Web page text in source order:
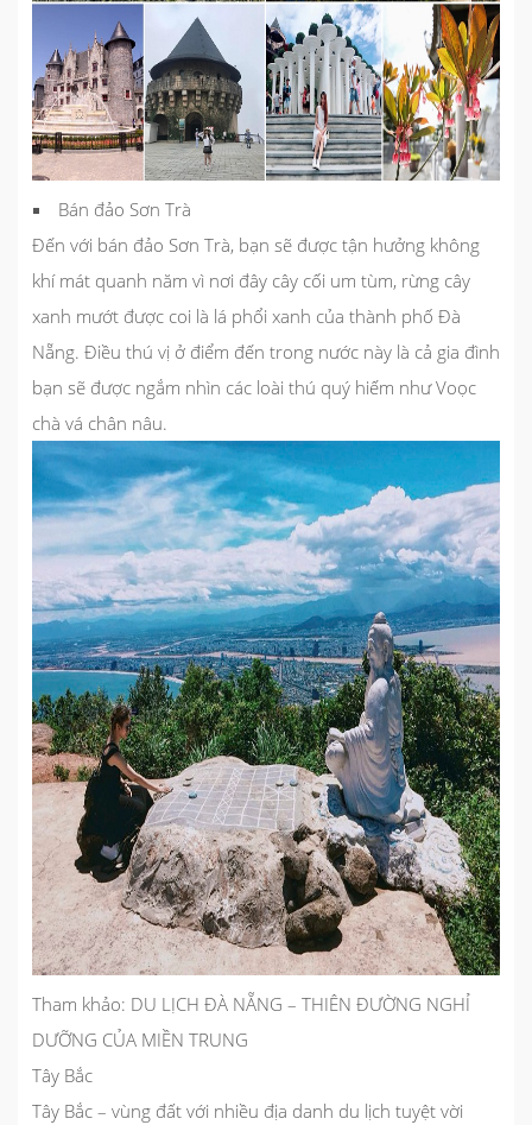
Bán đảo Sơn Trà
Đến với bán đảo Sơn Trà, bạn sẽ được tận hưởng không
khí mát quanh năm vì nơi đây cây cối um tùm, rừng cây
xanh mướt được coi là lá phổi xanh của thành phố Đà
Nẵng. Điều thú vị ở điểm đến trong nước này là cả gia đình
bạn sẽ được ngắm nhìn các loài thú quý hiếm như Voọc
chà vá chân nâu.
Tham khảo: DU LỊCH ĐÀ NẴNG – THIÊN ĐƯỜNG NGHỈ
DƯỠNG CỦA MIỀN TRUNG
Tây Bắc
Tây Bắc – vùng đất với nhiều địa danh du lịch tuyệt vời